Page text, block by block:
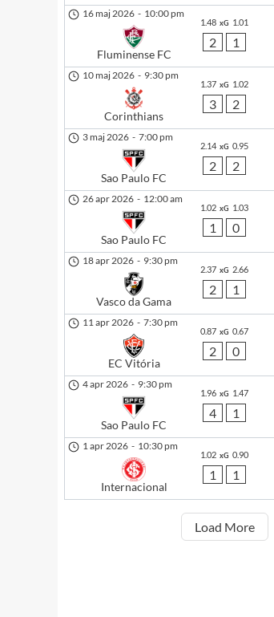
16 maj 2026 - 10:00 pm
Fluminense FC
1.48 xG 1.01
2 1
10 maj 2026 - 9:30 pm
Corinthians
1.37 xG 1.02
3 2
3 maj 2026 - 7:00 pm
Sao Paulo FC
2.14 xG 0.95
2 2
26 apr 2026 - 12:00 am
Sao Paulo FC
1.02 xG 1.03
1 0
18 apr 2026 - 9:30 pm
Vasco da Gama
2.37 xG 2.66
2 1
11 apr 2026 - 7:30 pm
EC Vitória
0.87 xG 0.67
2 0
4 apr 2026 - 9:30 pm
Sao Paulo FC
1.96 xG 1.47
4 1
1 apr 2026 - 10:30 pm
Internacional
1.02 xG 0.90
1 1
Load More